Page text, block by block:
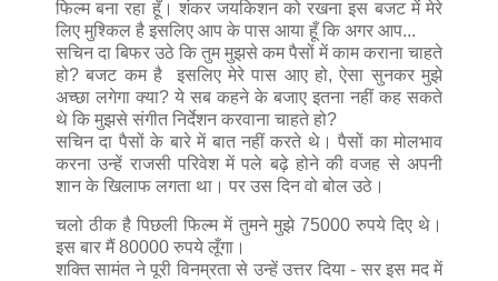
फिल्म बना रहा हूँ। शंकर जयकिशन को रखना इस बजट में मेरे
लिए मुश्किल है इसलिए आप के पास आया हूँ कि अगर आप...
सचिन दा बिफर उठे कि तुम मुझसे कम पैसों में काम कराना चाहते
हो? बजट कम है इसलिए मेरे पास आए हो, ऐसा सुनकर मुझे
अच्छा लगेगा क्या? ये सब कहने के बजाए इतना नहीं कह सकते
थे कि मुझसे संगीत निर्देशन करवाना चाहते हो?
सचिन दा पैसों के बारे में बात नहीं करते थे। पैसों का मोलभाव
करना उन्हें राजसी परिवेश में पले बढ़े होने की वजह से अपनी
शान के खिलाफ लगता था। पर उस दिन वो बोल उठे।
चलो ठीक है पिछली फिल्म में तुमने मुझे 75000 रुपये दिए थे।
इस बार मैं 80000 रुपये लूँगा।
शक्ति सामंत ने पूरी विनम्रता से उन्हें उत्तर दिया - सर इस मद में